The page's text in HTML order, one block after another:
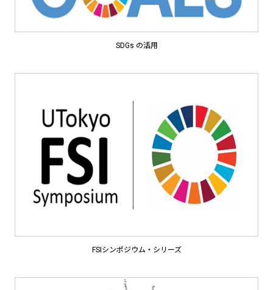
SDGs の活用
FSIシンポジウム・シリーズ